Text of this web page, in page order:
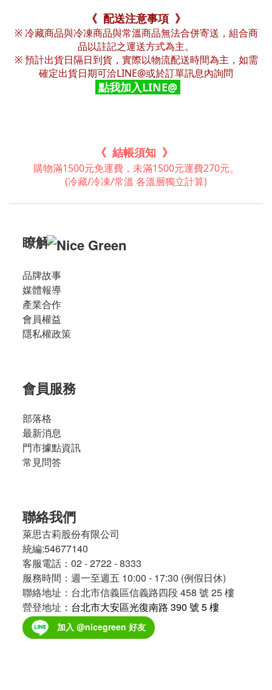
《 配送注意事項 》
※ 冷藏商品與冷凍商品與常溫商品無法合併寄送，組合商
品以註記之運送方式為主。
※ 預計出貨日隔日到貨，實際以物流配送時間為主，如需
確定出貨日期可洽LINE@或於訂單訊息內詢問
點我加入LINE@
《 結帳須知 》
購物滿1500元免運費，未滿1500元運費270元。
(冷藏/冷凍/常溫 各溫層獨立計算)
瞭解
品牌故事
媒體報導
產業合作
會員權益
隱私權政策
會員服務
部落格
最新消息
門市據點資訊
常見問答
聯絡我們
萊思古莉股份有限公司
統編:54677140
客服電話：02 - 2722 - 8333
服務時間：週一至週五 10:00 - 17:30 (例假日休)
聯絡地址：台北市信義區信義路四段 458 號 25 樓
營登地址 ：台北市大安區光復南路 390 號 5 樓
加入 @nicegreen 好友